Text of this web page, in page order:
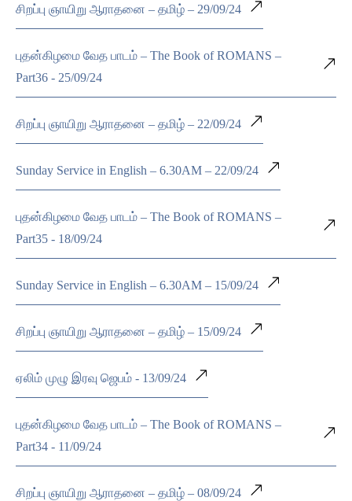
சிறப்பு ஞாயிறு ஆராதனை – தமிழ் – 29/09/24
புதன்கிழமை வேத பாடம் – The Book of ROMANS –
Part36 - 25/09/24
சிறப்பு ஞாயிறு ஆராதனை – தமிழ் – 22/09/24
Sunday Service in English – 6.30AM – 22/09/24
புதன்கிழமை வேத பாடம் – The Book of ROMANS –
Part35 - 18/09/24
Sunday Service in English – 6.30AM – 15/09/24
சிறப்பு ஞாயிறு ஆராதனை – தமிழ் – 15/09/24
ஏலிம் முழு இரவு ஜெபம் - 13/09/24
புதன்கிழமை வேத பாடம் – The Book of ROMANS –
Part34 - 11/09/24
சிறப்பு ஞாயிறு ஆராதனை – தமிழ் – 08/09/24